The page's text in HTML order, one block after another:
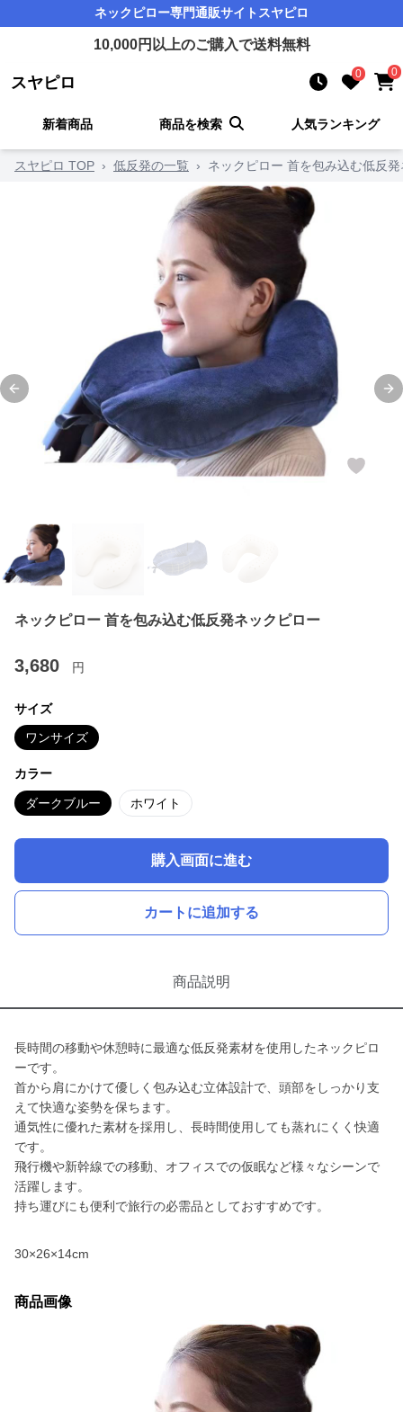
ネックピロー専門通販サイト スヤピロ
10,000円以上のご購入で送料無料
スヤピロ 0 0
新着商品 商品を検索 人気ランキング
スヤピロ TOP › 低反発の一覧 › ネックピロー 首を包み込む低反
Previous slide
ネックピロー 首を包み込む低反発ネックピロー
3,680 円
サイズ
ワンサイズ
カラー
ダークブルー ホワイト
購入画面に進む
カートに追加する
商品説明
長時間の移動や休憩時に最適な低反発素材を使用したネックピロ
ーです。
首から肩にかけて優しく包み込む立体設計で、頭部をしっかり支
えて快適な姿勢を保ちます。
通気性に優れた素材を採用し、長時間使用しても蒸れにくく快適
です。
飛行機や新幹線での移動、オフィスでの仮眠など様々なシーンで
活躍します。
持ち運びにも便利で旅行の必需品としておすすめです。
30×26×14cm
商品画像